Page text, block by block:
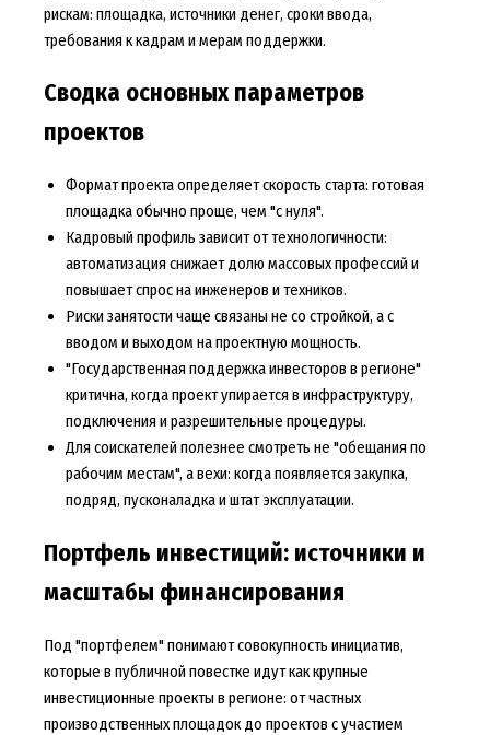
рискам: площадка, источники денег, сроки ввода,
требования к кадрам и мерам поддержки.
Сводка основных параметров
проектов
Формат проекта определяет скорость старта: готовая
площадка обычно проще, чем "с нуля".
Кадровый профиль зависит от технологичности:
автоматизация снижает долю массовых профессий и
повышает спрос на инженеров и техников.
Риски занятости чаще связаны не со стройкой, а с
вводом и выходом на проектную мощность.
"Государственная поддержка инвесторов в регионе"
критична, когда проект упирается в инфраструктуру,
подключения и разрешительные процедуры.
Для соискателей полезнее смотреть не "обещания по
рабочим местам", а вехи: когда появляется закупка,
подряд, пусконаладка и штат эксплуатации.
Портфель инвестиций: источники и
масштабы финансирования
Под "портфелем" понимают совокупность инициатив,
которые в публичной повестке идут каккрупные
инвестиционные проекты в регионе: от частных
производственных площадок до проектов с участием